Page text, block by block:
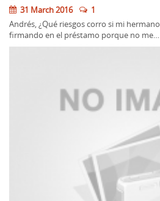
31 March 2016
1
Andrés, ¿Qué riesgos corro si mi
firmando en el préstamo porque no me…